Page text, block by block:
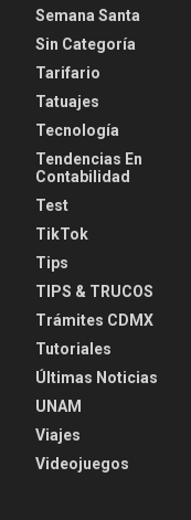
Semana Santa
Sin Categoría
Tarifario
Tatuajes
Tecnología
Tendencias En
Contabilidad
Test
TikTok
Tips
TIPS & TRUCOS
Trámites CDMX
Tutoriales
Últimas Noticias
UNAM
Viajes
Videojuegos